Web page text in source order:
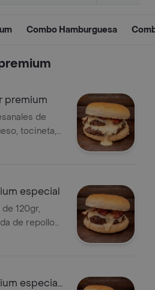
Combo Hamburguesa
premium
de
tocineta,
ensaladas y
especial
120gr,
de repollo
cruda,
especial